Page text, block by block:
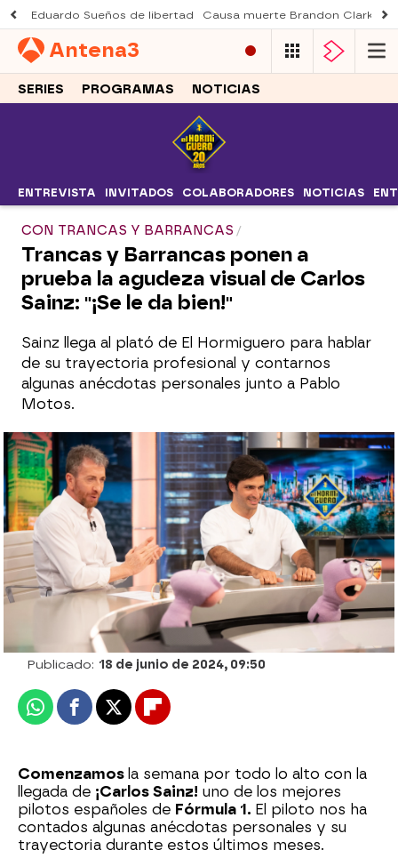
Eduardo Sueños de libertad Causa muerte Brandon Clarke
Antena3
SERIES PROGRAMAS NOTICIAS
ENTREVISTA INVITADOS COLABORADORES NOTICIAS
CON TRANCAS Y BARRANCAS
Trancas y Barrancas ponen a
prueba la agudeza visual de Carlos
Sainz: "¡Se le da bien!"
Sainz llega al plató de El Hormiguero para hablar
de su trayectoria profesional y contarnos
algunas anécdotas personales junto a Pablo
Motos.
Disfruta de la entrevista completa a
Carlos Sainz Jr. en El Hormiguero
Jennifer Severiche
Publicado: 18 de junio de 2024, 09:50
WhatsappFacebook
X Flipboard
Comenzamos la semana por todo lo alto con la
llegada de ¡Carlos Sainz! uno de los mejores
pilotos españoles de Fórmula 1. El piloto nos ha
contados algunas anécdotas personales y su
trayectoria durante estos últimos meses.